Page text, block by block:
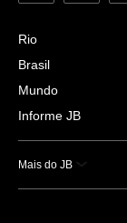
Rio
Brasil
Mundo
Informe JB
Mais do JB
Esportes